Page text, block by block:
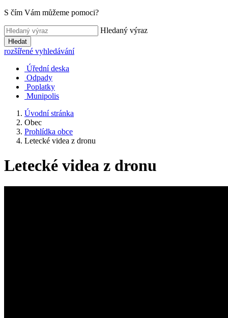
S čím Vám můžeme pomoci?
Hledaný výraz
Hledat
rozšířené vyhledávání
Úřední deska
Odpady
Poplatky
Munipolis
Úvodní stránka
Obec
Prohlídka obce
Letecké videa z dronu
Letecké videa z dronu